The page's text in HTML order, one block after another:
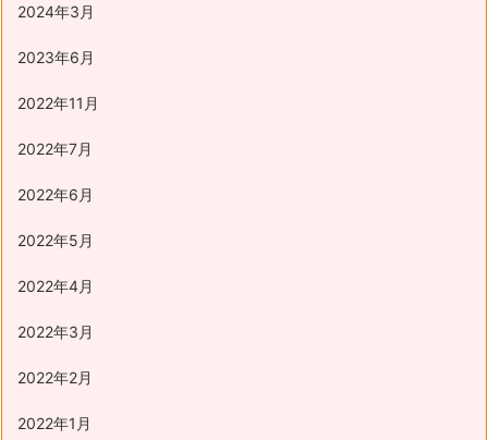
2024年3月
2023年6月
2022年11月
2022年7月
2022年6月
2022年5月
2022年4月
2022年3月
2022年2月
2022年1月